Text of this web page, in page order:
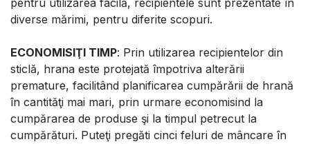
pentru utilizarea facilă, recipientele sunt prezentate în
diverse mărimi, pentru diferite scopuri.
ECONOMISIŢI TIMP: Prin utilizarea recipientelor din
sticlă, hrana este protejată împotriva alterării
premature, facilitând planificarea cumpărării de hrană
în cantităţi mai mari, prin urmare economisind la
cumpărarea de produse şi la timpul petrecut la
cumpărături. Puteţi pregăti cinci feluri de mâncare în